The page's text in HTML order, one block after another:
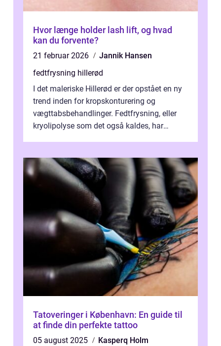
Hvor længe holder lash lift, og hvad
kan du forvente?
21 februar 2026
Jannik Hansen
fedtfrysning hillerød
I det maleriske Hillerød er der opstået en ny
trend inden for kropskonturering og
vægttabsbehandlinger. Fedtfrysning, eller
kryolipolyse som det også kaldes, har
Tatoveringer i København: En guide til
at finde din perfekte tattoo
05 august 2025
Kasperq Holm